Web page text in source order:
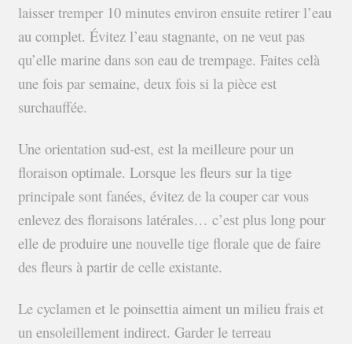
laisser tremper 10 minutes environ ensuite retirer l’eau
au complet. Évitez l’eau stagnante, on ne veut pas
qu’elle marine dans son eau de trempage. Faites celà
une fois par semaine, deux fois si la pièce est
surchauffée.
Une orientation sud-est, est la meilleure pour un
floraison optimale. Lorsque les fleurs sur la tige
principale sont fanées, évitez de la couper car vous
enlevez des floraisons latérales… c’est plus long pour
elle de produire une nouvelle tige florale que de faire
des fleurs à partir de celle existante.
Le cyclamen et le poinsettia aiment un milieu frais et
un ensoleillement indirect. Garder le terreau